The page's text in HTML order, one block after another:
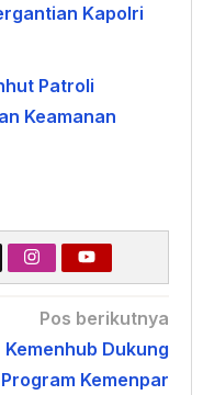
Kapolri
Patroli
Keamanan
Pos berikutnya
Kemenhub Dukung
Program Kemenpar